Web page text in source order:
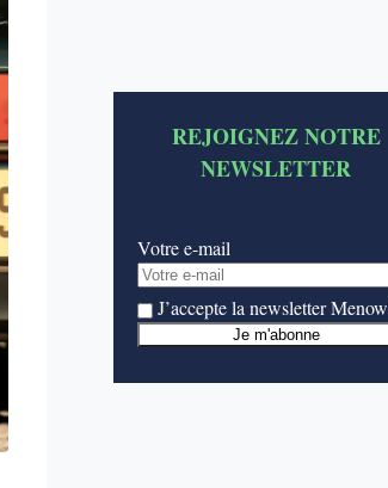
REJOIGNEZ NOTRE
NEWSLETTER
Votre e-mail
J’accepte la newsletter